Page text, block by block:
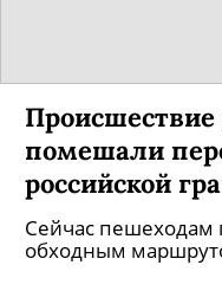
помешали
российской
Сейчас пешеходам
обходным